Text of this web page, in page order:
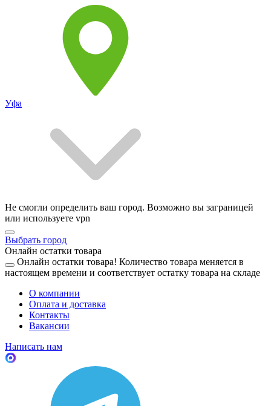
Уфа
Не смогли определить ваш город. Возможно вы заграницей
или используете vpn
Выбрать город
Онлайн остатки товара
Онлайн остатки товара! Количество товара меняется в
настоящем времени и соответствует остатку товара на складе
О компании
Оплата и доставка
Контакты
Вакансии
Написать нам